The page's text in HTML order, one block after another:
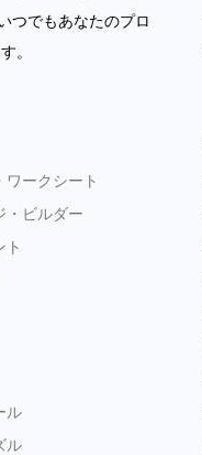
つでもあなたのプロ
。
ワークシート
・ビルダー
ト
ル
ル